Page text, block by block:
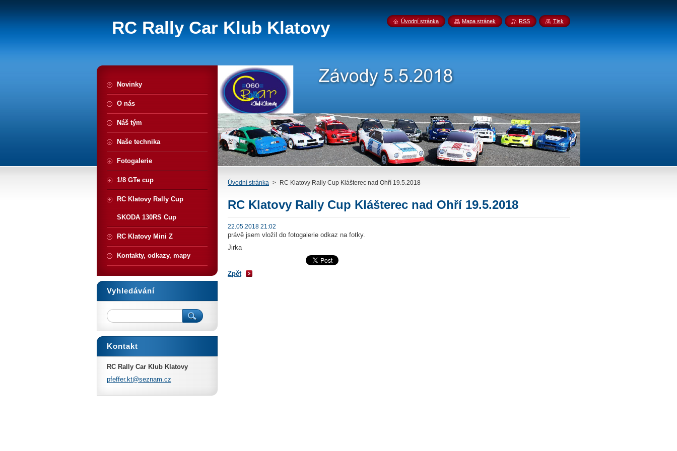
RC Rally Car Klub Klatovy
Úvodní stránka > RC Klatovy Rally Cup Klášterec nad Ohří 19.5.2018
RC Klatovy Rally Cup Klášterec nad Ohří 19.5.2018
22.05.2018 21:02
právě jsem vložil do fotogalerie odkaz na fotky.
Jirka
Zpět
Novinky
O nás
Náš tým
Naše technika
Fotogalerie
1/8 GTe cup
RC Klatovy Rally Cup
SKODA 130RS Cup
RC Klatovy Mini Z
Kontakty, odkazy, mapy
Vyhledávání
Kontakt
RC Rally Car Klub Klatovy
pfeffer. kt@seznam.cz
Úvodní stránka Mapa stránek RSS Tisk